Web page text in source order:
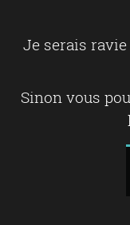
Je serais
Sinon vous